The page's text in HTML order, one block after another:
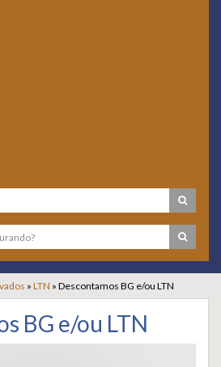
» LTN » Descontamos BG e/ou LTN
BG e/ou LTN